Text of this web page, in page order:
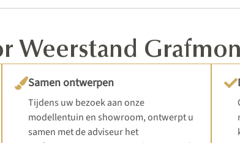
Weerstand
Samen ontwerpen
Tijdens uw bezoek aan onze
modellentuin en showroom, ontwerpt u
samen met de adviseur het